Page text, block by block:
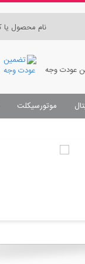
عودت وجه
موتورسیکلت